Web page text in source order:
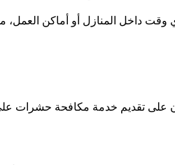
داخل المنازل أو أماكن العمل،
تقديم خدمة مكافحة حشرات على